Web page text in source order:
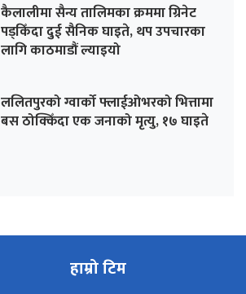
कैलालीमा सैन्य तालिमका क्रममा ग्रिनेट
पड्किँदा दुई सैनिक घाइते, थप उपचारका
लागि काठमाडौं ल्याइयो
ललितपुरको ग्वार्को फ्लाईओभरको भित्तामा
बस ठोक्किँदा एक जनाको मृत्यु, १७ घाइते
हाम्रो टिम